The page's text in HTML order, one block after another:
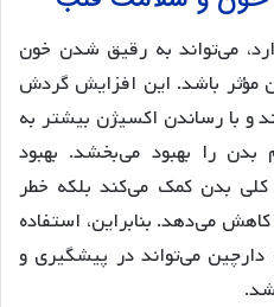
می‌تواند به رقیق شدن خون
مؤثر باشد. این افزایش گردش
با رساندن اکسیژن بیشتر به
بدن را بهبود می‌بخشد. بهبود
بدن کمک می‌کند بلکه خطر
می‌دهد. بنابراین، استفاده
می‌تواند در پیشگیری و